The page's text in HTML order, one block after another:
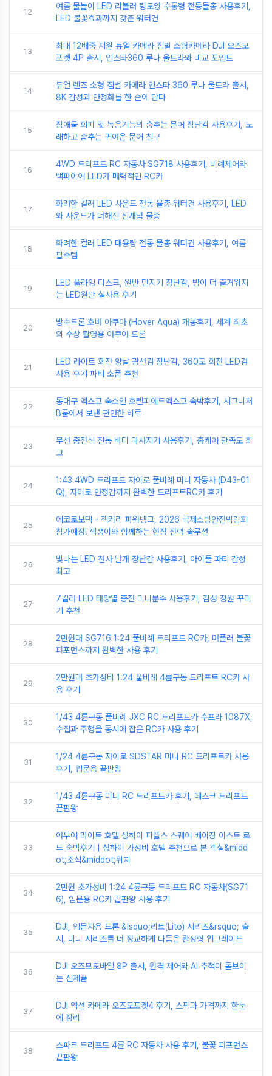
12
여름 물놀이 LED 리볼러 링모양 수통형 전동물총 사용후기,
LED 불꽃효과까지 갖춘 워터건
13
최대 12배줌 지원 듀얼 카메라 짐벌 소형카메라 DJI 오즈모
포켓 4P 출시, 인스타360 루나 울트라와 비교 포인트
14
듀얼 렌즈 소형 짐벌 카메라 인스타 360 루나 울트라 출시,
8K 감성과 안정화를 한 손에 담다
15
장애물 회피 및 녹음기능의 춤추는 문어 장난감 사용후기, 노
래하고 춤추는 귀여운 문어 친구
16
4WD 드리프트 RC 자동차 SG718 사용후기, 비례제어와
백파이어 LED가 매력적인 RC카
17
화려한 컬러 LED 사운드 전동 물총 워터건 사용후기, LED
와 사운드가 더해진 신개념 물총
18
화려한 컬러 LED 대용량 전동 물총 워터건 사용후기, 여름
필수템
19
LED 플라잉 디스크, 원반 던지기 장난감, 밤이 더 즐거워지
는 LED원반 실사용 후기
20
방수드론 호버 아쿠아 (Hover Aqua) 개봉후기, 세계 최초
의 수상 촬영용 아쿠아 드론
21
LED 라이트 회전 양날 광선검 장난감, 360도 회전 LED검
사용 후기 파티 소품 추천
22
동대구 엑스코 숙소인 호텔피에드엑스코 숙박후기, 시그니처
B룸에서 보낸 편안한 하루
23
무선 충전식 진동 바디 마사지기 사용후기, 홈케어 만족도 최
고
24
1:43 4WD 드리프트 자이로 풀비례 미니 자동차 (D43-01
Q), 자이로 안정감까지 완벽한 드리프트RC카 후기
25
에코로보텍 - 잭커리 파워뱅크, 2026 국제소방안전박람회
참가예정! 잭뿡이와 함께하는 현장 전력 솔루션
26
빛나는 LED 천사 날개 장난감 사용후기, 아이들 파티 감성
최고
27
7컬러 LED 태양열 충전 미니분수 사용후기, 감성 정원 꾸미
기 추천
28
2만원대 SG716 1:24 풀비례 드리프트 RC카, 머플러 불꽃
퍼포먼스까지 완벽한 사용 후기
29
2만원대 초가성비 1:24 풀비례 4륜구동 드리프트 RC카 사
용 후기
30
1/43 4륜구동 풀비례 JXC RC 드리프트카 수프라 1087X,
수집과 주행을 동시에 잡은 RC카 사용 후기
31
1/24 4륜구동 자이로 SDSTAR 미니 RC 드리프트카 사용
후기, 입문용 끝판왕
32
1/43 4륜구동 미니 RC 드리프트카 후기, 데스크 드리프트
끝판왕
33
아투어 라이트 호텔 상하이 피플스 스퀘어 베이징 이스트 로
드 숙박후기｜상하이 가성비 호텔 추천으로 본 객실&midd
ot;조식&middot;위치
34
2만원 초가성비 1:24 4륜구동 드리프트 RC 자동차(SG71
6), 입문용 RC카 끝판왕 사용 후기
35
DJI, 입문자용 드론 &lsquo;리토(Lito) 시리즈&rsquo; 출
시, 미니 시리즈를 더 정교하게 다듬은 완성형 업그레이드
36
DJI 오즈모모바일 8P 출시, 원격 제어와 AI 추적이 돋보이
는 신제품
37
DJI 액션 카메라 오즈모포켓4 후기, 스펙과 가격까지 한눈
에 정리
38
스파크 드리프트 4륜 RC 자동차 사용 후기, 불꽃 퍼포먼스
끝판왕